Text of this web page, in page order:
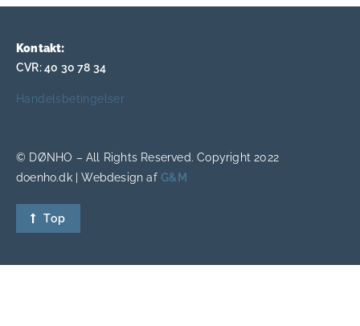
Kontakt:
CVR: 40 30 78 34
Handelsbetingelser
© DØNHO – All Rights Reserved. Copyright 2022
doenho.dk | Webdesign af G&M
Top